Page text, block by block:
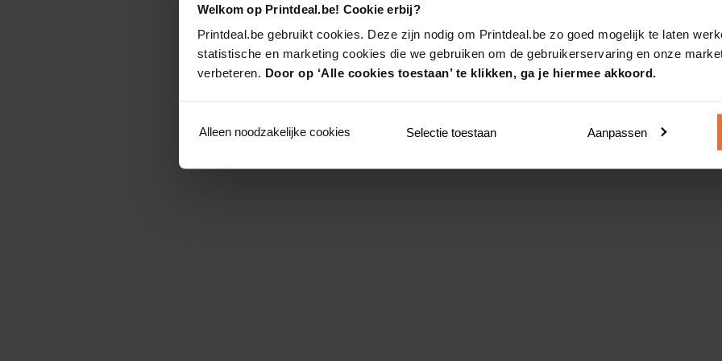
Welkom op Printdeal.be! Cookie erbij?
Printdeal.be gebruikt cookies. Deze zijn nodig om Printdeal.be zo goed mogelijk te laten
statistische en marketing cookies die we gebruiken om de gebruikerservaring en onze
verbeteren. Door op ‘Alle cookies toestaan’ te klikken, ga je hiermee akkoord.
Alleen noodzakelijke cookies Selectie toestaan Aanpassen